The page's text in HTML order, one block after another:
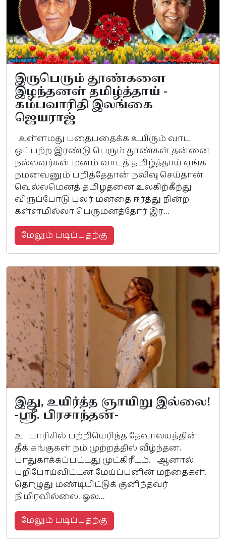
இருபெரும் தூண்களை
இழந்தனள் தமிழ்த்தாய் -
கம்பவாரிதி இலங்கை
ஜெயராஜ்
உள்ளமது பதைபதைக்க உயிரும் வாட
ஒப்பற்ற இரண்டு பெரும் தூண்கள் தன்னை
நல்லவர்கள் மனம் வாடத் தமிழ்த்தாய் ஏங்க
நமனவனும் பறித்தேதான் நலிவு செய்தான்
வெல்லமெனத் தமிழதனை உலகிற்கீந்து
விருப்போடு பலர் மனதை ஈர்த்து நின்ற
கள்ளமில்லா பெருமனத்தோர் இர...
மேலும் படிப்பதற்கு
இது, உயிர்த்த ஞாயிறு இல்லை!
-ஸ்ரீ. பிரசாந்தன்-
உ பாரிசில் பற்றியெரிந்த தேவாலயத்தின்
தீக் கங்குகள் நம் முற்றத்தில் வீழ்ந்தன.
பாதுகாக்கப்பட்டது முட்கிரீடம். ஆனால்
பறிபோய்விட்டன மேய்ப்பனின் மந்தைகள்.
தொழுது மண்டியிட்டுக் குனிந்தவர்
நிமிரவில்லை. ஓல...
மேலும் படிப்பதற்கு